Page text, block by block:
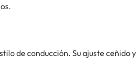
de conducción. Su ajuste ceñido